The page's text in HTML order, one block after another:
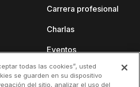
Carrera profesional
Charlas
Eventos
Blog para
desarrolladores
todas las cookies”, usted
se guarden en su dispositivo
del sitio, analizar el uso del